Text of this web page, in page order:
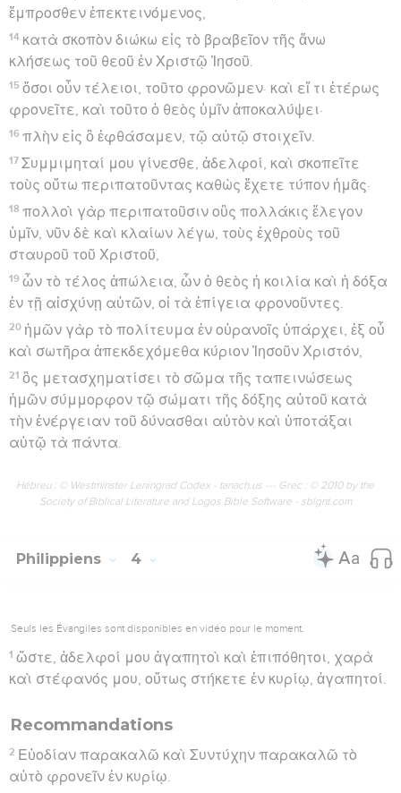
ἔμπροσθεν ἐπεκτεινόμενος,
14 κατὰ σκοπὸν διώκω εἰς τὸ βραβεῖον τῆς ἄνω
κλήσεως τοῦ θεοῦ ἐν Χριστῷ Ἰησοῦ.
15 ὅσοι οὖν τέλειοι, τοῦτο φρονῶμεν· καὶ εἴ τι ἑτέρως
φρονεῖτε, καὶ τοῦτο ὁ θεὸς ὑμῖν ἀποκαλύψει·
16 πλὴν εἰς ὃ ἐφθάσαμεν, τῷ αὐτῷ στοιχεῖν.
17 Συμμιμηταί μου γίνεσθε, ἀδελφοί, καὶ σκοπεῖτε
τοὺς οὕτω περιπατοῦντας καθὼς ἔχετε τύπον ἡμᾶς·
18 πολλοὶ γὰρ περιπατοῦσιν οὓς πολλάκις ἔλεγον
ὑμῖν, νῦν δὲ καὶ κλαίων λέγω, τοὺς ἐχθροὺς τοῦ
σταυροῦ τοῦ Χριστοῦ,
19 ὧν τὸ τέλος ἀπώλεια, ὧν ὁ θεὸς ἡ κοιλία καὶ ἡ δόξα
ἐν τῇ αἰσχύνῃ αὐτῶν, οἱ τὰ ἐπίγεια φρονοῦντες.
20 ἡμῶν γὰρ τὸ πολίτευμα ἐν οὐρανοῖς ὑπάρχει, ἐξ οὗ
καὶ σωτῆρα ἀπεκδεχόμεθα κύριον Ἰησοῦν Χριστόν,
21 ὃς μετασχηματίσει τὸ σῶμα τῆς ταπεινώσεως
ἡμῶν σύμμορφον τῷ σώματι τῆς δόξης αὐτοῦ κατὰ
τὴν ἐνέργειαν τοῦ δύνασθαι αὐτὸν καὶ ὑποτάξαι
αὑτῷ τὰ πάντα.
Hébreu : © Westminster Leningrad Codex - tanach.us --- Grec : © 2010 by the
Society of Biblical Literature and Logos Bible Software - sblgnt.com
Philippiens 4
Seuls les Évangiles sont disponibles en vidéo pour le moment.
1 ὥστε, ἀδελφοί μου ἀγαπητοὶ καὶ ἐπιπόθητοι, χαρὰ
καὶ στέφανός μου, οὕτως στήκετε ἐν κυρίῳ, ἀγαπητοί.
Recommandations
2 Εὐοδίαν παρακαλῶ καὶ Συντύχην παρακαλῶ τὸ
αὐτὸ φρονεῖν ἐν κυρίῳ.